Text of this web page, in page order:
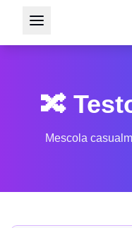
🔀
Mescola